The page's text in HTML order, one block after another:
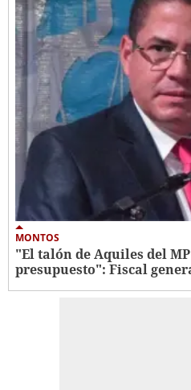
MONTOS
"El talón de Aquiles del
presupuesto": Fiscal